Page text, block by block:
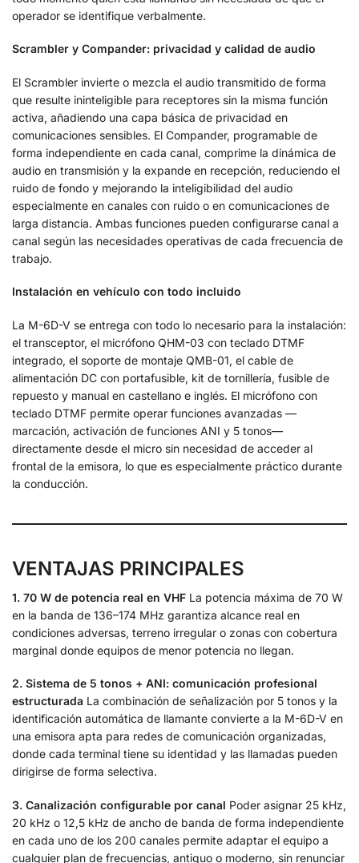
operador se identifique verbalmente.
Scrambler y Compander: privacidad y calidad de audio
El Scrambler invierte o mezcla el audio transmitido de forma
que resulte ininteligible para receptores sin la misma función
activa, añadiendo una capa básica de privacidad en
comunicaciones sensibles. El Compander, programable de
forma independiente en cada canal, comprime la dinámica de
audio en transmisión y la expande en recepción, reduciendo el
ruido de fondo y mejorando la inteligibilidad del audio
especialmente en canales con ruido o en comunicaciones de
larga distancia. Ambas funciones pueden configurarse canal a
canal según las necesidades operativas de cada frecuencia de
trabajo.
Instalación en vehículo con todo incluido
La M-6D-V se entrega con todo lo necesario para la instalación:
el transceptor, el micrófono QHM-03 con teclado DTMF
integrado, el soporte de montaje QMB-01, el cable de
alimentación DC con portafusible, kit de tornillería, fusible de
repuesto y manual en castellano e inglés. El micrófono con
teclado DTMF permite operar funciones avanzadas —
marcación, activación de funciones ANI y 5 tonos—
directamente desde el micro sin necesidad de acceder al
frontal de la emisora, lo que es especialmente práctico durante
la conducción.
VENTAJAS PRINCIPALES
1. 70 W de potencia real en VHF La potencia máxima de 70 W
en la banda de 136–174 MHz garantiza alcance real en
condiciones adversas, terreno irregular o zonas con cobertura
marginal donde equipos de menor potencia no llegan.
2. Sistema de 5 tonos + ANI: comunicación profesional
estructurada La combinación de señalización por 5 tonos y la
identificación automática de llamante convierte a la M-6D-V en
una emisora apta para redes de comunicación organizadas,
donde cada terminal tiene su identidad y las llamadas pueden
dirigirse de forma selectiva.
3. Canalización configurable por canal Poder asignar 25 kHz,
20 kHz o 12,5 kHz de ancho de banda de forma independiente
en cada uno de los 200 canales permite adaptar el equipo a
cualquier plan de frecuencias, antiguo o moderno, sin renunciar